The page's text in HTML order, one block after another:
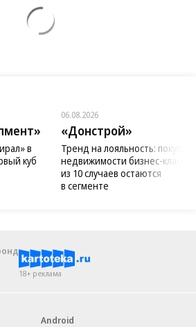
в
куб
06.08.2026
«Донстрой»
Тренд на лояльность:
недвижимости бизнес-класса
из 10 случаев остаются
в сегменте
18+ реклама
Android